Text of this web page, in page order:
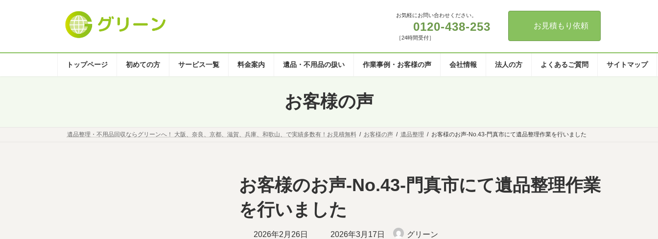
ツ
ス
シ
ン
お気軽にお問い合わせください。
0120-438-253
［24時間受付］
お見積もり依頼
トップページ 初めての方 サービス一覧 料金案内 遺品・不用品の扱い 作業事例・お客様の声 会社情報 法人の方 よくあるご質問 サイトマップ
お客様の声
遺品整理・不用品回収ならグリーンへ！ 大阪、奈良、京都、滋賀、兵庫、和歌山、で実績多数有！お見積無料 お客様の声 遺品整理 お客様のお声-No.43-門真市にて遺品整理作業を行いました
お客様のお声-No.43-門真市にて遺品整理作業
を行いました
2026年2月26日
最
2026年3月17日 グリーン